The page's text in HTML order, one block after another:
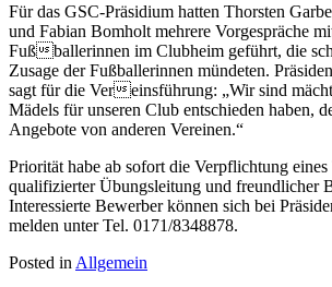
Für das GSC-Präsidium hatten Thorsten
und Fabian Bomholt mehrere Vorgespräche
Fuß
ballerinnen im Clubheim geführt, die
Zusage der Fußballerinnen mündeten.
sagt für die Ver
einsführung: „Wir sind
Mädels für unseren Club entschieden haben,
Angebote von anderen Vereinen.“
Priorität habe ab sofort die Verpflichtung eines
qualifizierter Übungsleitung und freundlicher
Interessierte Bewerberkönnen sich bei
melden unter Tel. 0171/8348878.
Posted in Allgemein